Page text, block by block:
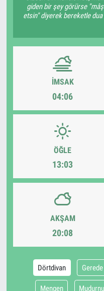
giden bir şey görürse
etsin" diyerek bereketle
İMSAK
04:06
ÖĞLE
13:03
AKŞAM
20:08
Dörtdivan Gerede
Mengen Mudurnu